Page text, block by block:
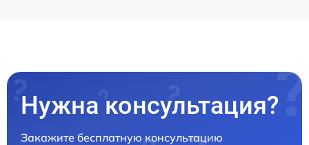
Нужна консультация?
Закажите бесплатную консультацию